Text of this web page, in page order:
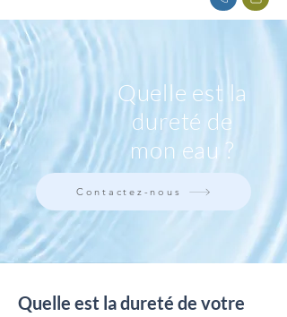
Quelle est la
dureté de
mon eau ?
Contactez-nous
Quelle est la dureté de votre